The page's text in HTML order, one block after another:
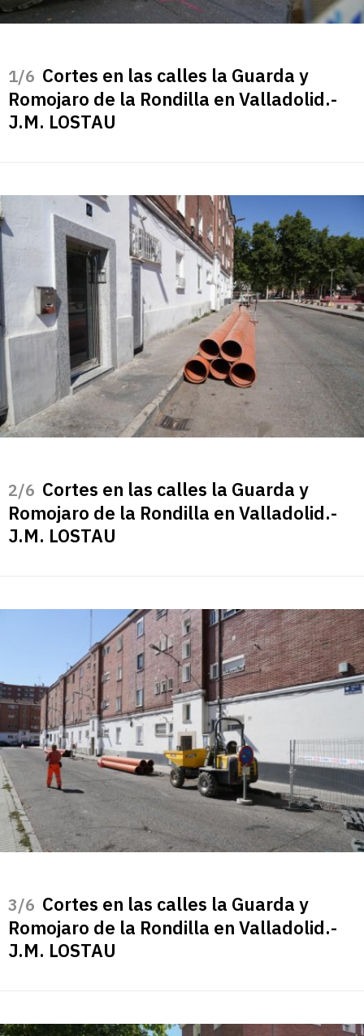
/6 Cortes en las calles la Guarda y
Romojaro de la Rondilla en Valladolid.-
J.M. LOSTAU
/6 Cortes en las calles la Guarda y
Romojaro de la Rondilla en Valladolid.-
J.M. LOSTAU
/6 Cortes en las calles la Guarda y
Romojaro de la Rondilla en Valladolid.-
J.M. LOSTAU